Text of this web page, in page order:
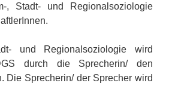
Stadt- und Regionalsoziologie
und Regionalsoziologie wird
durch die Sprecherin/ den
Die Sprecherin/ der Sprecher wird